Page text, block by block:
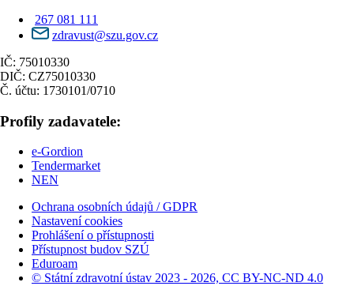
267 081 111
zdravust@szu.gov.cz
IČ: 75010330
DIČ: CZ75010330
Č. účtu: 1730101/0710
Profily zadavatele:
e-Gordion
Tendermarket
NEN
Ochrana osobních údajů / GDPR
Nastavení cookies
Prohlášení o přístupnosti
Přístupnost budov SZÚ
Eduroam
© Státní zdravotní ústav 2023 - 2026, CC BY-NC-ND 4.0